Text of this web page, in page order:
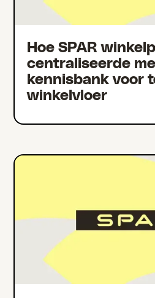
Hoe SPAR
centraliseerde
kennisbank voor
winkelvloer